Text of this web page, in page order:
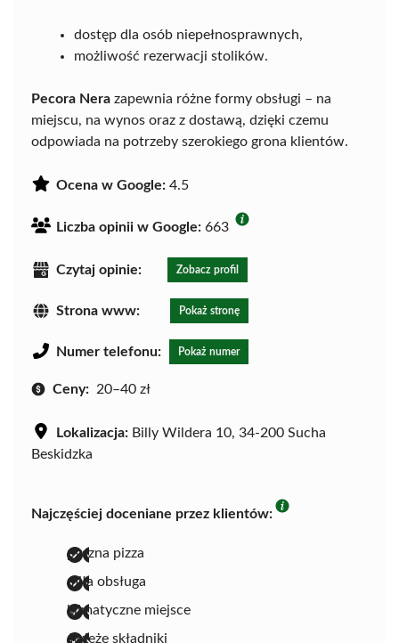
dostęp dla osób niepełnosprawnych,
możliwość rezerwacji stolików.
Pecora Nera zapewnia różne formy obsługi – na
miejscu, na wynos oraz z dostawą, dzięki czemu
odpowiada na potrzeby szerokiego grona klientów.
Ocena w Google: 4.5
Liczba opinii w Google: 663
Czytaj opinie: Zobacz profil
Strona www: Pokaż stronę
Numer telefonu: Pokaż numer
Ceny: 20–40 zł
Lokalizacja: Billy Wildera 10, 34-200 Sucha
Beskidzka
Najczęściej doceniane przez klientów:
pyszna pizza
miła obsługa
klimatyczne miejsce
świeże składniki